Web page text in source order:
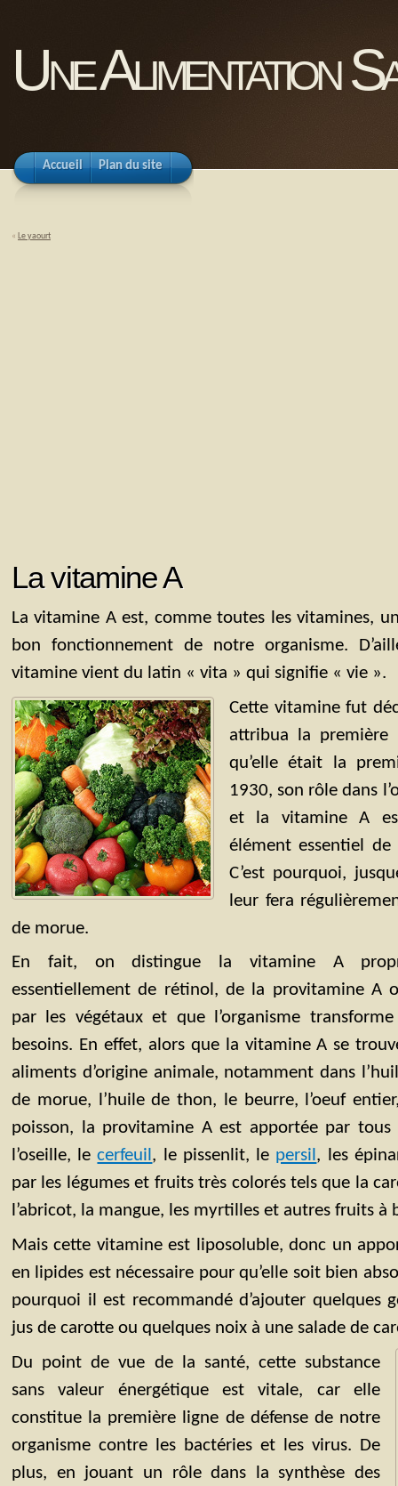
Une Alimentation
Accueil Plan du site
« Le yaourt
La vitamine A
La vitamine A est, comme toutes les vitamines,
bon fonctionnement de notre organisme.
vitamine vient du latin « vita » qui signifie « vie ».
Cette vitamine fut
attribua la première
qu’elle était la
1930, son rôle dans
et la vitamine A
élément essentiel de
C’est pourquoi,
leur fera
de morue.
En fait, on distingue la vitamine A
essentiellement de rétinol, de la provitamine A
par les végétaux et que l’organisme
besoins. En effet, alors que la vitamine A se
aliments d’origine animale, notamment dans
de morue, l’huile de thon, le beurre, l’oeuf
poisson, la provitamine A est apportée par tous
l’oseille, lecerfeuil, le pissenlit, le persil, les
par les légumes et fruits très colorés tels que la
l’abricot, la mangue, les myrtilles et autres fruits à
Mais cette vitamine est liposoluble, donc un
en lipides est nécessaire pour qu’elle soit bien
pourquoi il est recommandé d’ajouter quelques
jus de carotte ou quelques noix à une salade de
Du point de vue de la santé, cette substance
sans valeur énergétique est vitale, car elle
constitue la première ligne de défense de notre
organisme contre les bactéries et les virus. De
plus, en jouant un rôle dans la synthèse des